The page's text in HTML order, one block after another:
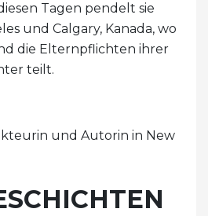
Tagen pendelt sie
und Calgary, Kanada, wo
die Elternpflichten ihrer
teilt.
und Autorin in New